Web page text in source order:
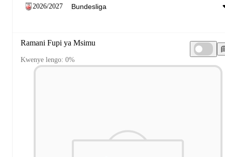
2026/2027
Ramani Fupi ya Msimu
Kwenye lengo: 0%